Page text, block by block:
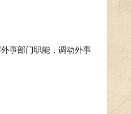
事部门职能，调动外事